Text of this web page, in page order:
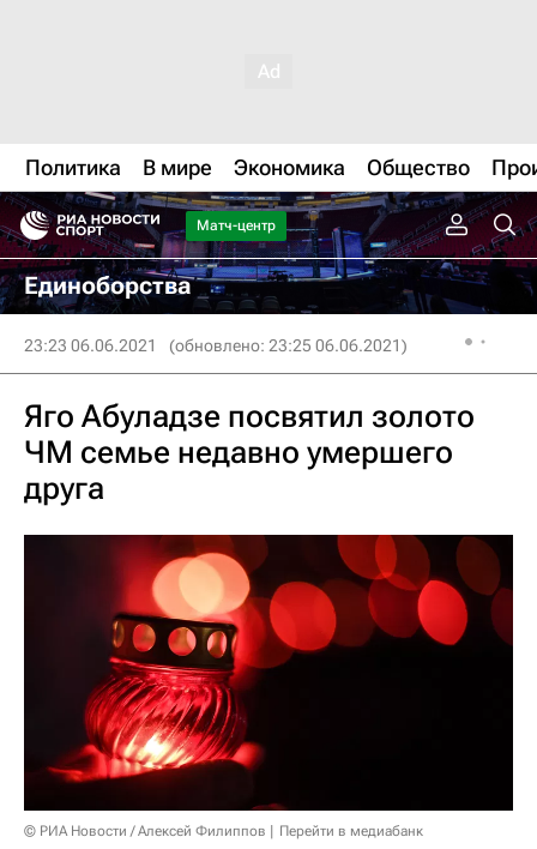
Политика В мире Экономика Общество
Матч-центр
Единоборства
23:23 06.06.2021 (обновлено: 23:25 06.06.2021)
Яго Абуладзе посвятил золото
ЧМ семье недавно умершего
друга
© РИА Новости / Алексей Филиппов Перейти в медиабанк